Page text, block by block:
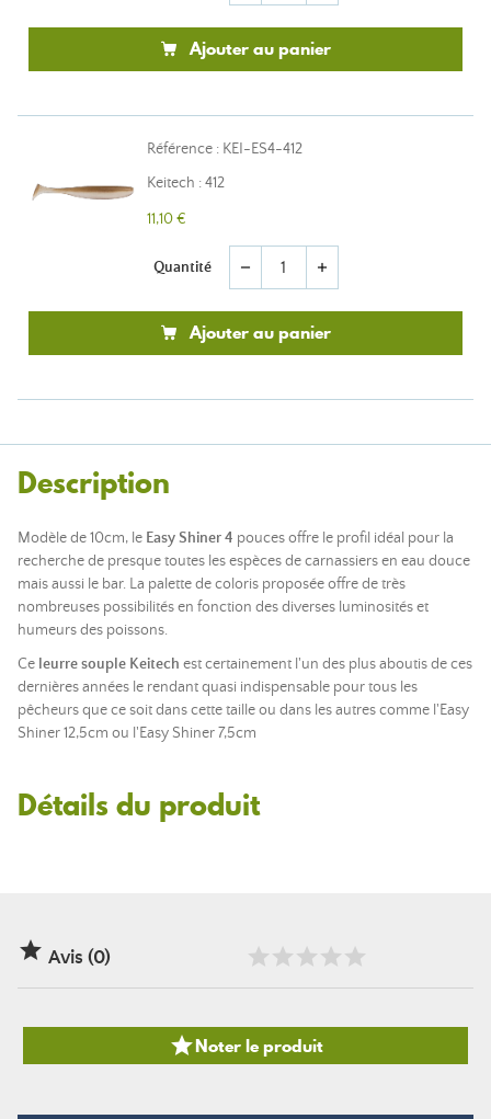
Ajouter au panier
Référence : KEI-ES4-412
Keitech : 412
11,10 €
Quantité remove add
Ajouter au panier
Description
Modèle de 10cm, le Easy Shiner 4 pouces offre le profil idéal pour la
recherche de presque toutes les espèces de carnassiers en eau douce
mais aussi le bar. La palette de coloris proposée offre de très
nombreuses possibilités en fonction des diverses luminosités et
humeurs des poissons.
Ce leurre souple Keitech est certainement l'un des plus aboutis de ces
dernières années le rendant quasi indispensable pour tous les
pêcheurs que ce soit dans cette taille ou dans les autres comme l'Easy
Shiner 12,5cm ou l'Easy Shiner 7,5cm
Détails du produit
 Avis (0)
Noter le produit